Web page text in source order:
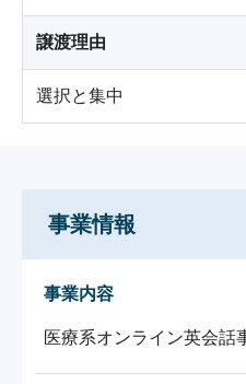
譲渡理由
選択と集中
事業情報
事業内容
医療系オンライン英会話